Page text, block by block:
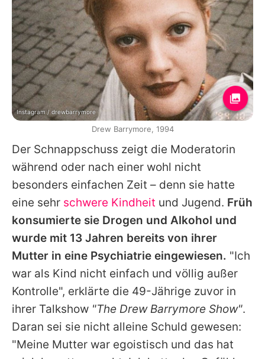
Der Schnappschuss zeigt die Moderatorin
während oder nach einer wohl nicht
besonders einfachen Zeit – denn sie hatte
eine sehr schwere Kindheit und Jugend. Früh
konsumierte sie Drogen und Alkohol und
wurde mit 13 Jahren bereits von ihrer
Mutter in eine Psychiatrie eingewiesen. "Ich
war als Kind nicht einfach und völlig außer
Kontrolle", erklärte die 49-Jährige zuvor in
ihrer Talkshow "The Drew Barrymore Show".
Daran sei sie nicht alleine Schuld gewesen:
"Meine Mutter war egoistisch und das hat
Instagram / drewbarrymore
Drew Barrymore, 1994